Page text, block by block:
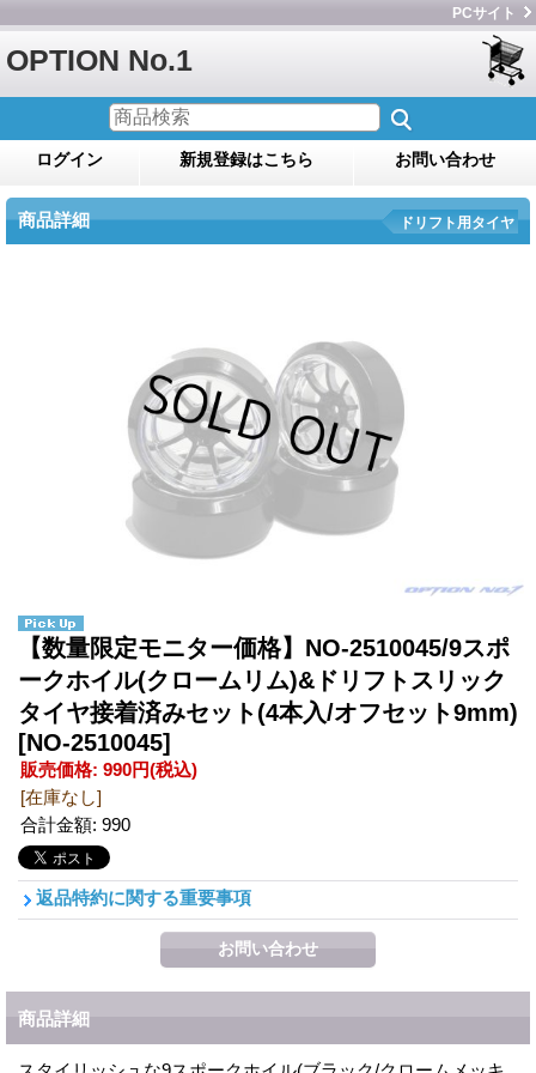
PCサイト
OPTION No.1
ログイン 新規登録はこちら お問い合わせ
商品詳細 ドリフト用タイヤ
【数量限定モニター価格】NO-2510045/9スポ
ークホイル(クロームリム)&ドリフトスリック
タイヤ接着済みセット(4本入/オフセット9mm)
[NO-2510045]
販売価格: 990円(税込)
[在庫なし]
合計金額: 990
返品特約に関する重要事項
商品詳細